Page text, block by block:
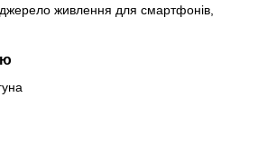
джерело живлення для смартфонів,